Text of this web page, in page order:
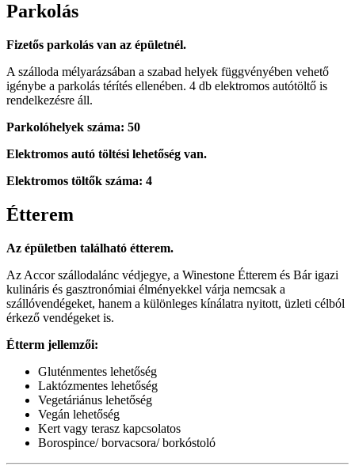
Parkolás
Fizetős parkolás van az épületnél.
A szálloda mélyarázsában a szabad helyek függvényében vehető
igénybe a parkolás térítés ellenében. 4 db elektromos autótöltő is
rendelkezésre áll.
Parkolóhelyek száma: 50
Elektromos autó töltési lehetőség van.
Elektromos töltők száma: 4
Étterem
Az épületben található étterem.
Az Accor szállodalánc védjegye, a Winestone Étterem és Bár igazi
kulináris és gasztronómiai élményekkel várja nemcsak a
szállóvendégeket, hanem a különleges kínálatra nyitott, üzleti célból
érkező vendégeket is.
Étterm jellemzői:
Gluténmentes lehetőség
Laktózmentes lehetőség
Vegetáriánus lehetőség
Vegán lehetőség
Kert vagy terasz kapcsolatos
Borospince/ borvacsora/ borkóstoló